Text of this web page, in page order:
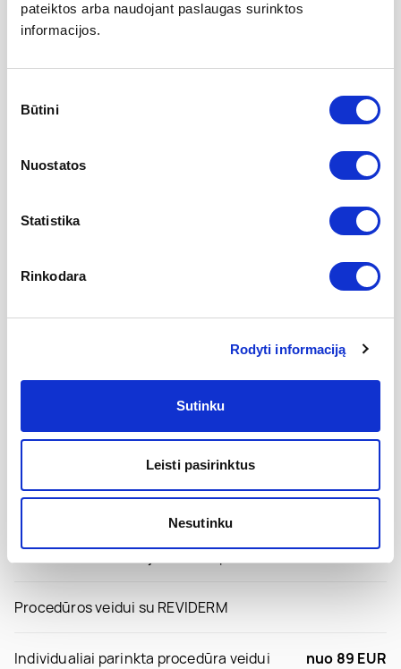
pateiktos arba naudojant paslaugas surinktos
informacijos.
pasirinkimas
Būtini
Nuostatos
Statistika
Rinkodara
Rodyti informaciją
Sutinku
Leisti pasirinktus
Nesutinku
Kaina GBP
Karboksi terapija veidui
Procedūros veidui su REVIDERM
Individualiai parinkta procedūra veidui nuo 89 EUR